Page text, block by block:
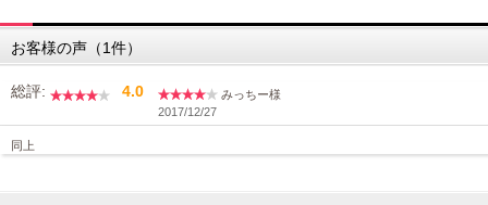
お客様の声（1件）
総評: 4.0
みっちー様
2017/12/27
同上